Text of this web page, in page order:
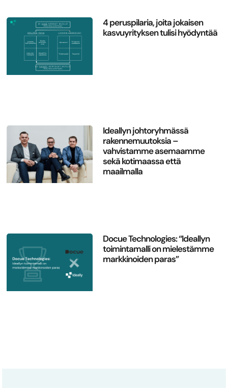
4 peruspilaria, joita jokaisen
kasvuyrityksen tulisi hyödyntää
Ideallyn johtoryhmässä
rakennemuutoksia –
vahvistamme asemaamme
sekä kotimaassa että
maailmalla
Docue Technologies: “Ideallyn
toimintamalli on mielestämme
markkinoiden paras”